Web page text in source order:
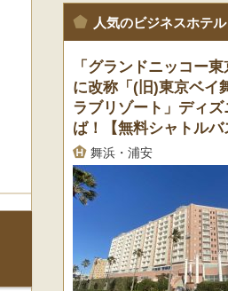
人気のビジネスホテ
「グランドニッコー東
に改称「(旧)東京ベイ
ラブリゾート」ディ
ば！【無料シャトルバ
舞浜・浦安